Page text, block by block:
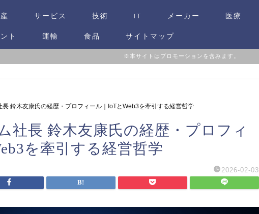
サービス 技術 IT メーカー 医療
ト 運輸 食品 サイトマップ
※本サイトはプロモーションを含みます。
長 鈴木友康氏の経歴・プロフィール｜IoTとWeb3を牽引する経営哲学
社長 鈴木友康氏の経歴・プロフィ
を牽引する経営哲学
2026-02-03